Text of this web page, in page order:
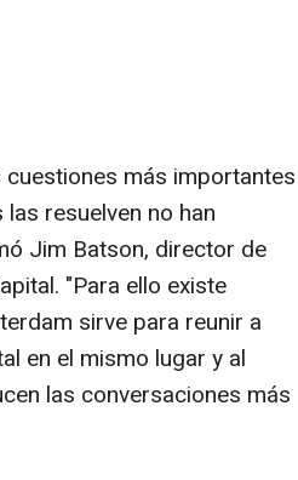
más importantes
resuelven no han
Jim Batson, director de
"Para ello existe
sirve para reunir a
en el mismo lugar y al
las conversaciones más